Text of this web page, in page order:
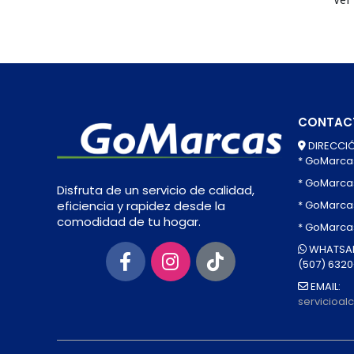
Disfruta de un servicio de calidad,
eficiencia y rapidez desde la
comodidad de tu hogar.
*
*
*
*
(507)
EMAIL: